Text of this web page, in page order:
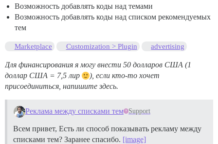
Возможность добавлять коды над темами
Возможность добавлять коды над списком рекомендуемых
тем
Marketplace Customization > Plugin advertising
Для финансирования я могу внести 50 долларов США (1
доллар США = 7,5 лир
), если кто-то хочет
присоединиться, напишите здесь.
Реклама между списками тем Support
Всем привет, Есть ли способ показывать рекламу между
списками тем? Заранее спасибо. [image]